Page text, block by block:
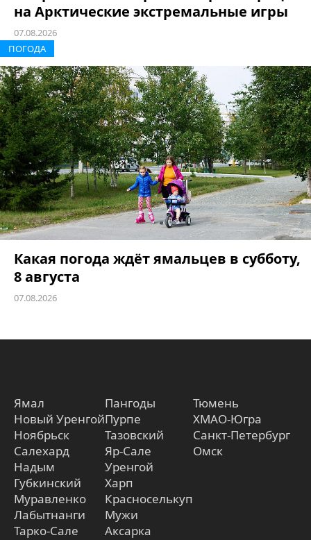
на Арктические экстремальные игры
07.08.2026
ПОГОДА
Какая погода ждёт ямальцев в субботу,
8 августа
07.08.2026
Ямал
Новый Уренгой
Ноябрьск
Салехард
Надым
Губкинский
Муравленко
Лабытнанги
Тарко-Сале
Пангоды
Пурпе
Тазовский
Яр-Сале
Уренгой
Харп
Красноселькуп
Мужи
Аксарка
Тюмень
ХМАО-Югра
Санкт-Петербург
Омск